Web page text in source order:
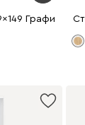
Графитовый